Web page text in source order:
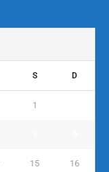
S D
1
15 16